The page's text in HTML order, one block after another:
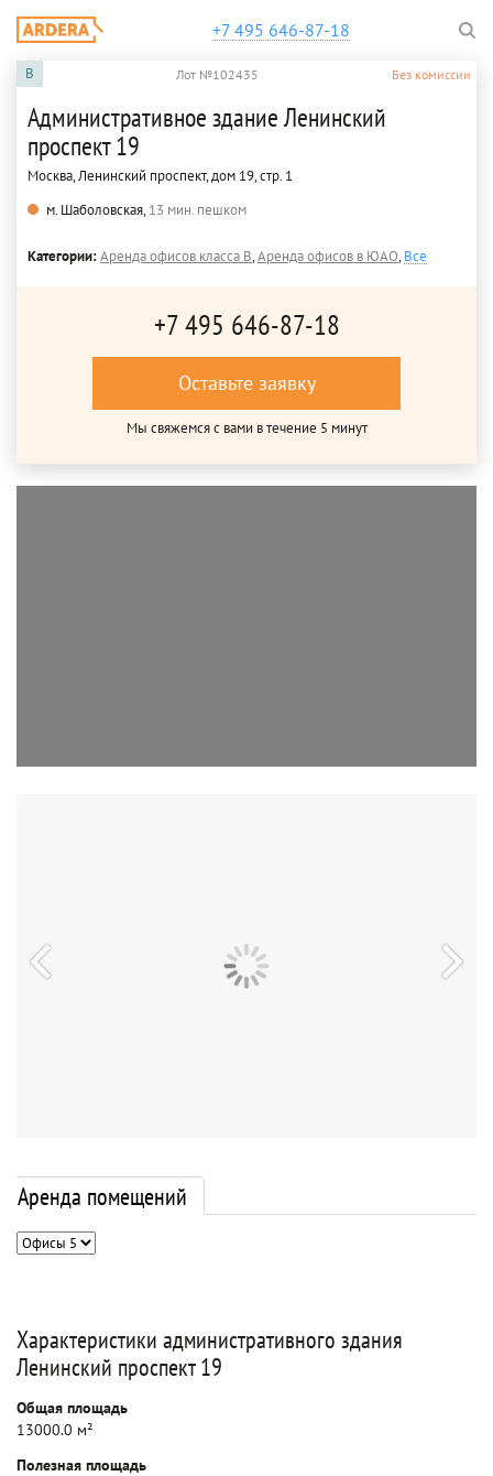
+7 495 646-87-18
B Лот №102435 Без комиссии
Административное здание Ленинский
проспект 19
Москва, Ленинский проспект, дом 19, стр. 1
м. Шаболовская,13 мин. пешком
Категории:Аренда офисов класса B,Аренда офисов в ЮАО,Все
+7 495 646-87-18
Оставьте заявку
Мы свяжемся с вами в течение 5 минут
Аренда помещений
Характеристики административного здания
Ленинский проспект 19
Общая площадь
13000.0 м²
Полезная площадь